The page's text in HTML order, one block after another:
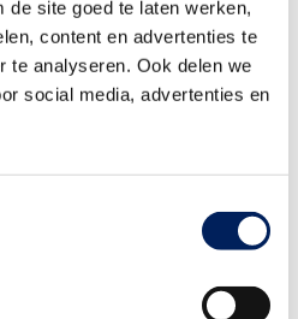
de site goed te laten werken,
content en advertenties te
te analyseren. Ook delen we
social media, advertenties en
absolute prioriteit krijgen.
maandenlang in
veiligheid van een brug, moet
we ons